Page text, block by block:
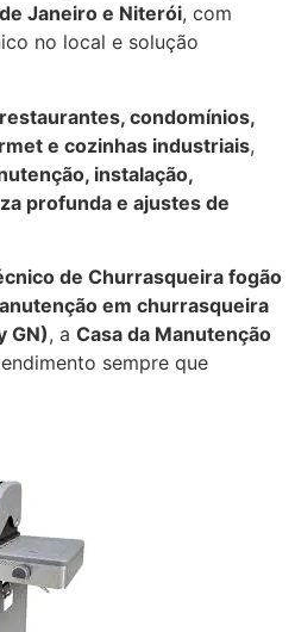
Janeiro e Niterói, com
no local e solução
condomínios,
e cozinhas industriais,
instalação,
profunda e ajustes de
de Churrasqueira fogão
em churrasqueira
GN), a Casa da Manutenção
sempre que